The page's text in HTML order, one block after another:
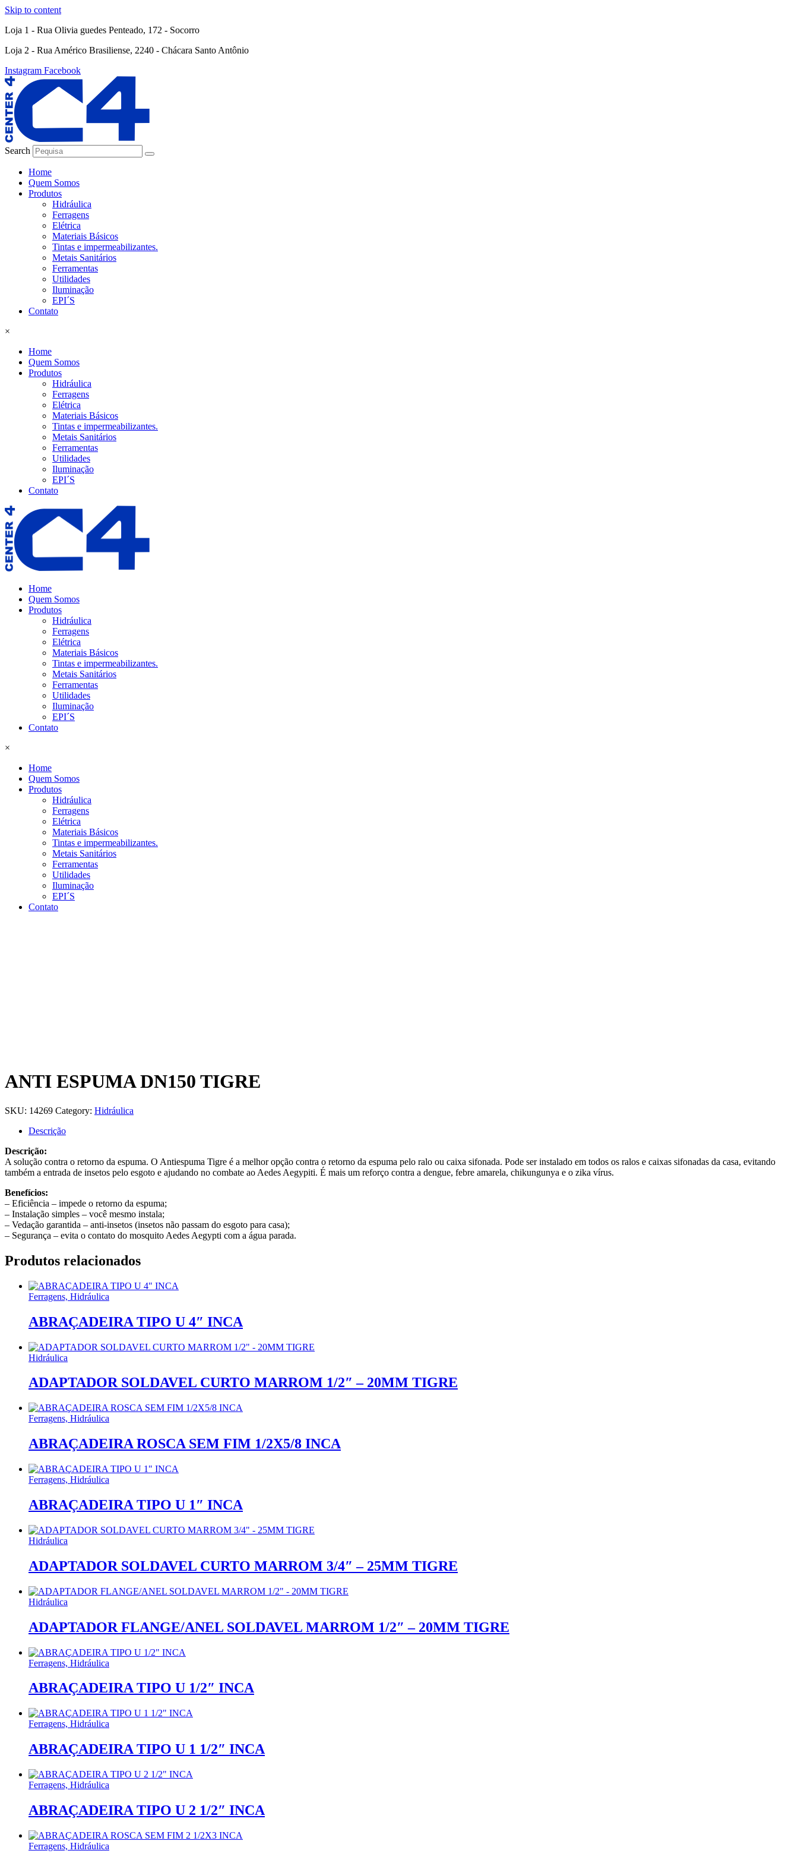
Skip to content
Loja 1 - Rua Olivia guedes Penteado, 172 - Socorro
Loja 2 - Rua Américo Brasiliense, 2240 - Chácara Santo Antônio
Instagram Facebook
Search
Home
Quem Somos
Produtos
Hidráulica
Ferragens
Elétrica
Materiais Básicos
Tintas e impermeabilizantes.
Metais Sanitários
Ferramentas
Utilidades
Iluminação
EPI´S
Contato
×
Home
Quem Somos
Produtos
Hidráulica
Ferragens
Elétrica
Materiais Básicos
Tintas e impermeabilizantes.
Metais Sanitários
Ferramentas
Utilidades
Iluminação
EPI´S
Contato
Home
Quem Somos
Produtos
Hidráulica
Ferragens
Elétrica
Materiais Básicos
Tintas e impermeabilizantes.
Metais Sanitários
Ferramentas
Utilidades
Iluminação
EPI´S
Contato
×
Home
Quem Somos
Produtos
Hidráulica
Ferragens
Elétrica
Materiais Básicos
Tintas e impermeabilizantes.
Metais Sanitários
Ferramentas
Utilidades
Iluminação
EPI´S
Contato
ANTI ESPUMA DN150 TIGRE
SKU: 14269 Category: Hidráulica
Descrição
Descrição:
A solução contra o retorno da espuma. O Antiespuma Tigre é a melhor opção contra o retorno da espuma pelo ralo ou caixa sifonada. Pode ser instalado em todos os ralos e caixas sifonadas da casa, evitando
também a entrada de insetos pelo esgoto e ajudando no combate ao Aedes Aegypiti. É mais um reforço contra a dengue, febre amarela, chikungunya e o zika vírus.
Benefícios:
– Eficiência – impede o retorno da espuma;
– Instalação simples – você mesmo instala;
– Vedação garantida – anti-insetos (insetos não passam do esgoto para casa);
– Segurança – evita o contato do mosquito Aedes Aegypti com a água parada.
Produtos relacionados
Ferragens, Hidráulica
ABRAÇADEIRA TIPO U 4″ INCA
Hidráulica
ADAPTADOR SOLDAVEL CURTO MARROM 1/2″ – 20MM TIGRE
Ferragens, Hidráulica
ABRAÇADEIRA ROSCA SEM FIM 1/2X5/8 INCA
Ferragens, Hidráulica
ABRAÇADEIRA TIPO U 1″ INCA
Hidráulica
ADAPTADOR SOLDAVEL CURTO MARROM 3/4″ – 25MM TIGRE
Hidráulica
ADAPTADOR FLANGE/ANEL SOLDAVEL MARROM 1/2″ – 20MM TIGRE
Ferragens, Hidráulica
ABRAÇADEIRA TIPO U 1/2″ INCA
Ferragens, Hidráulica
ABRAÇADEIRA TIPO U 1 1/2″ INCA
Ferragens, Hidráulica
ABRAÇADEIRA TIPO U 2 1/2″ INCA
Ferragens, Hidráulica